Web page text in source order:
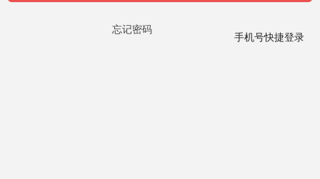
忘记密码
手机号快捷登录